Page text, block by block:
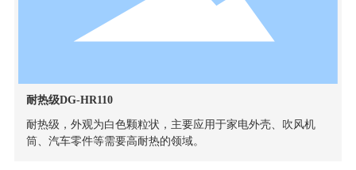
耐热级DG-HR110
耐热级，外观为白色颗粒状，主要应用于家电外壳、吹风机
筒、汽车零件等需要高耐热的领域。